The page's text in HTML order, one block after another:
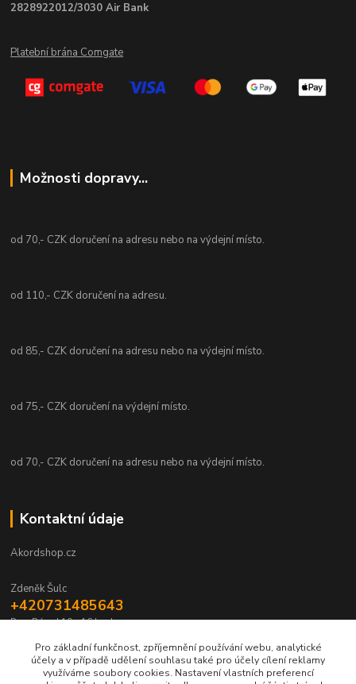
2828922012/3030 Air Bank
Platební brána Comgate
Možnosti dopravy...
od 70,- CZK doručení na adresu nebo na výdejní místo.
od 110,- CZK doručení na adresu.
od 85,- CZK doručení na adresu nebo na výdejní místo.
od 75,- CZK doručení na výdejní místo.
od 70,- CZK doručení na adresu nebo na výdejní místo.
Kontaktní údaje
Akordshop.cz
Zdeněk Šulc
+420731485643
Po - Pá od 10 - 16 hod.
info@akordshop.cz
Pro základní funkčnost, zpříjemnění používání webu, analytické
účely a v případě udělení souhlasu také pro účely cílení reklamy
využíváme soubory cookies. Nastavení vlastních preferencí